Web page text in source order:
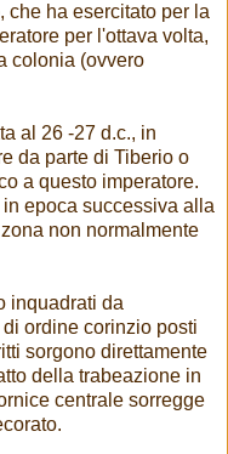
che ha esercitato per la
per l'ottava volta,
colonia (ovvero
al 26 -27 d.c., in
da parte di Tiberio o
a questo imperatore.
epoca successiva alla
non normalmente
inquadrati da
ordine corinzio posti
sorgono direttamente
della trabeazione in
centrale sorregge